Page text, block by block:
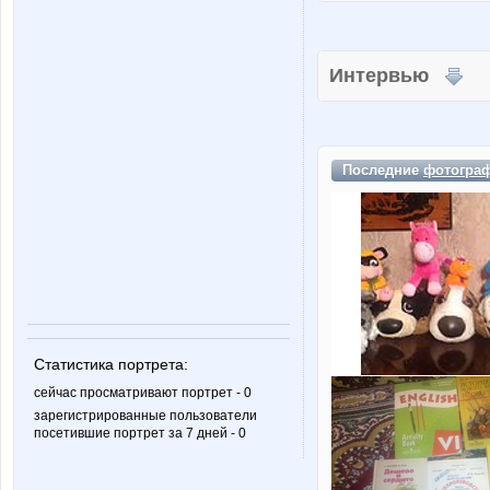
Статистика портрета:
сейчас просматривают портрет - 0
зарегистрированные пользователи
посетившие портрет за 7 дней - 0
Интервью
Последние